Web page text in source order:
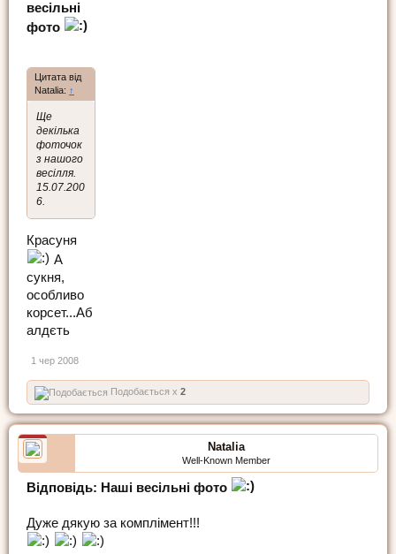
весільні
фото
Цитата від
Natalia: ↑
Ще
декілька
фоточок
з нашого
весілля.
15.07.200
6.
Красуня
А
сукня,
особливо
корсет...Аб
алдєть
1 чер 2008
Подобається x 2
Natalia
Well-Known Member
Відповідь: Наші весільні фото
Дуже дякую за комплімент!!!